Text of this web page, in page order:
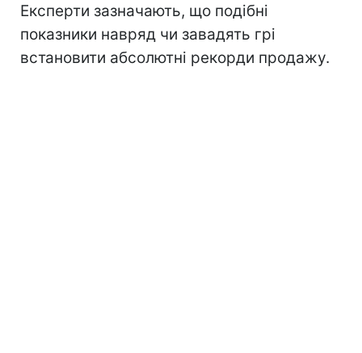
Експерти зазначають, що подібні
показники навряд чи завадять грі
встановити абсолютні рекорди продажу.